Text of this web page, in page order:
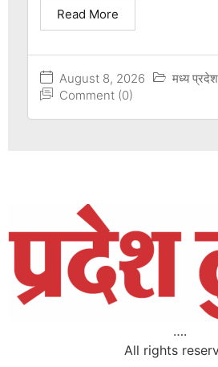
August 8, 2026 मध्य प्रदेश
Comment (0)
Read More
….
All rights